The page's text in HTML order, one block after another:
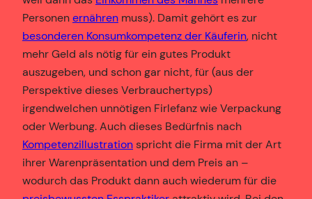
Personenernähren muss). Damit gehört es zur
besonderen Konsumkompetenz der Käuferin, nicht
mehr Geld als nötig für ein gutes Produkt
auszugeben, und schon gar nicht, für (aus der
Perspektive dieses Verbrauchertyps)
irgendwelchen unnötigen Firlefanz wie Verpackung
oder Werbung. Auch dieses Bedürfnis nach
Kompetenzillustrationspricht die Firma mit der Art
ihrer Warenpräsentation und dem Preis an –
wodurch das Produkt dann auch wiederum für die